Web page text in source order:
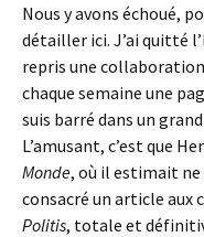
Nous y avons échoué,
détailler ici. J’ai quitté
repris une
chaque semaine une
suis barré dans un
L’amusant, c’est que
Monde, où il estimait
consacré un article aux
Politis, totale et